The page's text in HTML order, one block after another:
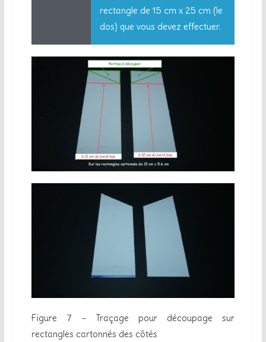
rectangle de 15 cm x 25 cm (le
dos) que vous devez effectuer.
Figure 7 – Traçage pour découpage sur
rectangles cartonnés des côtés